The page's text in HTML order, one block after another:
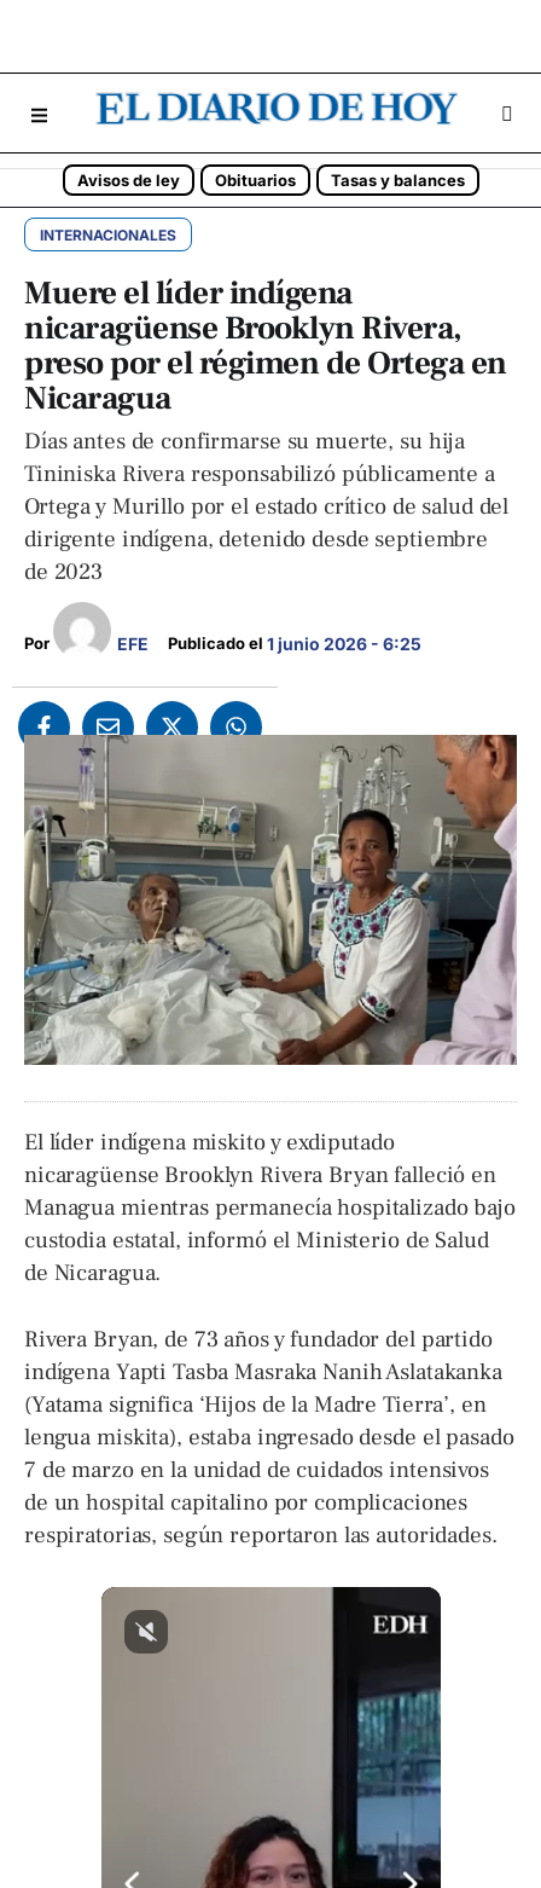
Avisos de ley Obituarios Tasas y balances
INTERNACIONALES
Muere el líder indígena
nicaragüense Brooklyn Rivera,
preso por el régimen de Ortega en
Nicaragua
Días antes de confirmarse su muerte, su hija
Tininiska Rivera responsabilizó públicamente a
Ortega y Murillo por el estado crítico de salud del
dirigente indígena, detenido desde septiembre
de 2023
Por EFE Publicado el 1 junio 2026 - 6:25
El líder indígena miskito y exdiputado
nicaragüense Brooklyn Rivera Bryan falleció en
Managua mientras permanecía hospitalizado bajo
custodia estatal, informó el Ministerio de Salud
de Nicaragua.
Rivera Bryan, de 73 años y fundador del partido
indígena Yapti Tasba Masraka Nanih Aslatakanka
(Yatama significa ‘Hijos de la Madre Tierra’, en
lengua miskita), estaba ingresado desde el pasado
7 de marzo en la unidad de cuidados intensivos
de un hospital capitalino por complicaciones
respiratorias, según reportaron las autoridades.